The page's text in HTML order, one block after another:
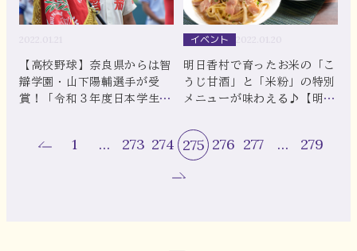
【高校野球】奈良県からは智
辯学園・山下陽輔選手が受
賞！「令和３年度日本学生野
イベント
明日香村で育ったお米の「こ
うじ甘酒」と「米粉」の特別
メニューが味わえる♪【明日
1 … 273 274 275 276 277 … 279